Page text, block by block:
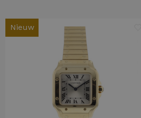
Nieuw